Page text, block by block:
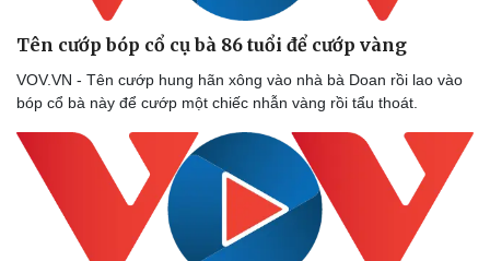
Tên cướp bóp cổ cụ bà 86 tuổi để cướp vàng
VOV.VN - Tên cướp hung hãn xông vào nhà bà Doan rồi lao vào
bóp cổ bà này để cướp một chiếc nhẫn vàng rồi tẩu thoát.